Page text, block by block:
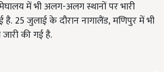
में भी अलग-अलग स्थानों पर भारी
है. 25 ​​जुलाई के दौरान नागालैंड, मणिपुर में भी
जारी की गई है.